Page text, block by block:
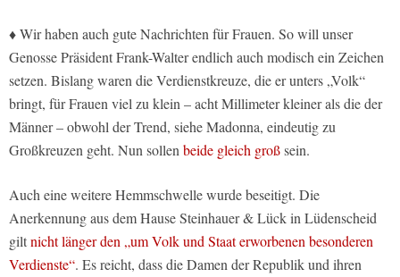
♦ Wir haben auch gute Nachrichten für Frauen. So will unser
Genosse Präsident Frank-Walter endlich auch modisch ein Zeichen
setzen. Bislang waren die Verdienstkreuze, die er unters „Volk“
bringt, für Frauen viel zu klein – acht Millimeter kleiner als die der
Männer – obwohl der Trend, siehe Madonna, eindeutig zu
Großkreuzen geht. Nun sollenbeide gleich großsein.
Auch eine weitere Hemmschwelle wurde beseitigt. Die
Anerkennung aus dem Hause Steinhauer & Lück in Lüdenscheid
giltnicht länger den „um Volk und Staat erworbenen besonderen
Verdienste“. Es reicht, dass die Damen der Republik und ihren